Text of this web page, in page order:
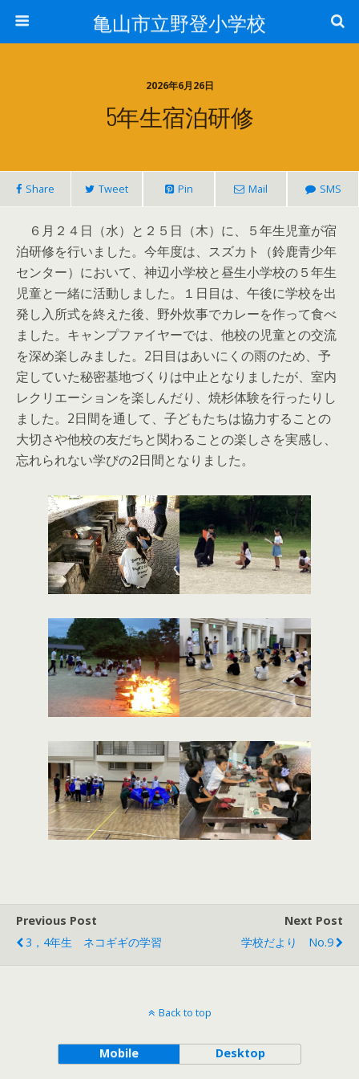
亀山市立野登小学校
2026年6月26日
5年生宿泊研修
Share Tweet Pin Mail SMS
６月２４日（水）と２５日（木）に、５年生児童が宿
泊研修を行いました。今年度は、スズカト（鈴鹿青少年
センター）において、神辺小学校と昼生小学校の５年生
児童と一緒に活動しました。１日目は、午後に学校を出
発し入所式を終えた後、野外炊事でカレーを作って食べ
ました。キャンプファイヤーでは、他校の児童との交流
を深め楽しみました。2日目はあいにくの雨のため、予
定していた秘密基地づくりは中止となりましたが、室内
レクリエーションを楽しんだり、焼杉体験を行ったりし
ました。2日間を通して、子どもたちは協力することの
大切さや他校の友だちと関わることの楽しさを実感し、
忘れられない学びの2日間となりました。
Previous Post
3，4年生 ネコギギの学習
Next Post
学校だより No.9
Back to top
Mobile Desktop